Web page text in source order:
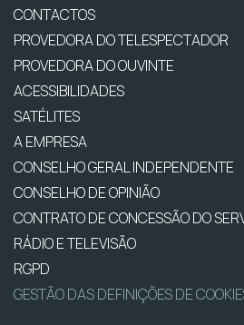
CONTACTOS
PROVEDORA DO TELESPECTADOR
PROVEDORA DO OUVINTE
ACESSIBILIDADES
SATÉLITES
A EMPRESA
CONSELHO GERAL INDEPENDENTE
CONSELHO DE OPINIÃO
CONTRATO DE CONCESSÃO DO
RÁDIO E TELEVISÃO
RGPD
GESTÃO DAS DEFINIÇÕES DE